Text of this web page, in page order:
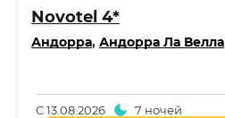
Novotel 4*
Андорра, Андорра Ла Велла
С13.08.2026 7 ночей